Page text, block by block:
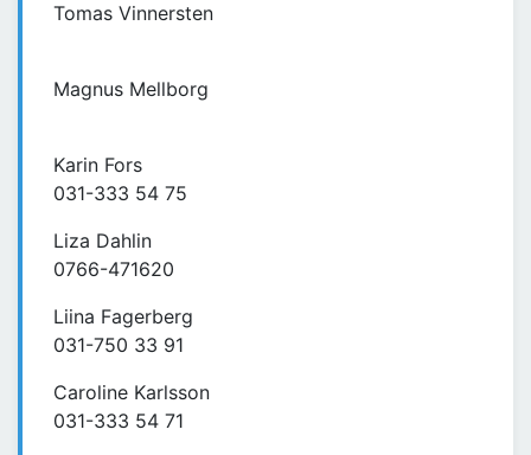
Tomas Vinnersten
Magnus Mellborg
Karin Fors
031-333 54 75
Liza Dahlin
0766-471620
Liina Fagerberg
031-750 33 91
Caroline Karlsson
031-333 54 71